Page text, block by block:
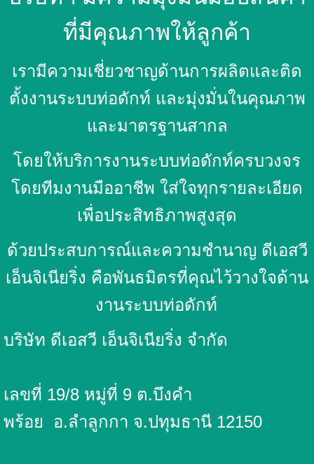
ที่มีคุณภาพให้ลูกค้า
เรามีความเชี่ยวชาญด้านการผลิตและติด
ตั้งงานระบบท่อดักท์ และมุ่งมั่นในคุณภาพ
และมาตรฐานสากล
โดยให้บริการงานระบบท่อดักท์ครบวงจร
โดยทีมงานมืออาชีพ ใส่ใจทุกรายละเอียด
เพื่อประสิทธิภาพสูงสุด
ด้วยประสบการณ์และความชำนาญ ดีเอสวี
เอ็นจิเนียริ่ง คือพันธมิตรที่คุณไว้วางใจด้าน
งานระบบท่อดักท์
บริษัท ดีเอสวี เอ็นจิเนียริ่ง จำกัด
เลขที่ 19/8 หมู่ที่ 9 ต.บึงคำ
พร้อย อ.ลำลูกกา จ.ปทุมธานี 12150